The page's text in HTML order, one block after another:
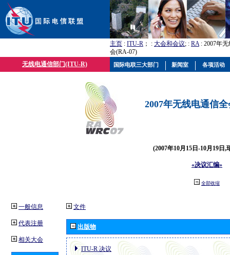
主页 : ITU-R ； : 大会和会议; : RA: 2007年
会(RA-07)
无线电通信部门(ITU-R)
2007年无线电通信
(2007年10月15日-10月19日,
«决议汇编»
全部收缩
一般信息
代表注册
相关大会
文件
出版物
ITU-R 决议
国际电联三大部门 新闻室 各项活动